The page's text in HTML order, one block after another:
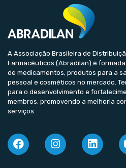
A Associação Brasileira de
Farmacêuticos (Abradilan) é
de medicamentos, produtos para a
pessoal e cosméticos no mercado.
para o desenvolvimento e
membros, promovendo a melhoria
serviços.